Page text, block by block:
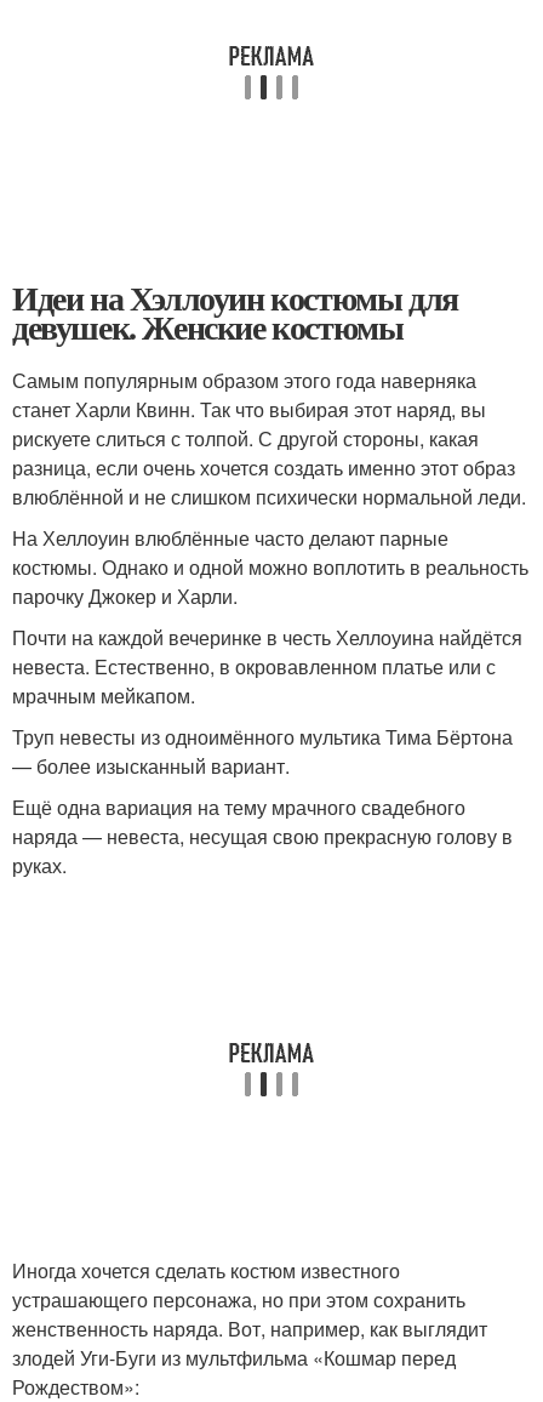
Идеи на Хэллоуин костюмы для
девушек. Женские костюмы
Самым популярным образом этого года наверняка
станет Харли Квинн. Так что выбирая этот наряд, вы
рискуете слиться с толпой. С другой стороны, какая
разница, если очень хочется создать именно этот образ
влюблённой и не слишком психически нормальной леди.
На Хеллоуин влюблённые часто делают парные
костюмы. Однако и одной можно воплотить в реальность
парочку Джокер и Харли.
Почти на каждой вечеринке в честь Хеллоуина найдётся
невеста. Естественно, в окровавленном платье или с
мрачным мейкапом.
Труп невесты из одноимённого мультика Тима Бёртона
— более изысканный вариант.
Ещё одна вариация на тему мрачного свадебного
наряда — невеста, несущая свою прекрасную голову в
руках.
Иногда хочется сделать костюм известного
устрашающего персонажа, но при этом сохранить
женственность наряда. Вот, например, как выглядит
злодей Уги-Буги из мультфильма «Кошмар перед
Рождеством»: